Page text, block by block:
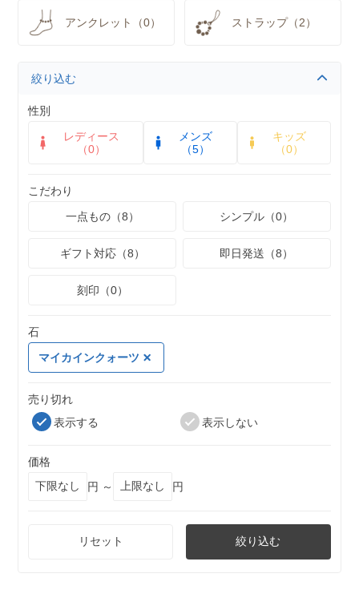
アンクレット（0） ストラップ（2）
絞り込む
性別
レディース
（0）
メンズ
（5）
キッズ
（0）
こだわり
一点もの（8）
シンプル（0）
ギフト対応（8） 即日発送（8）
刻印（0）
石
マイカインクォーツ
売り切れ
表示する
表示しない
価格
円 ～
円
リセット 絞り込む